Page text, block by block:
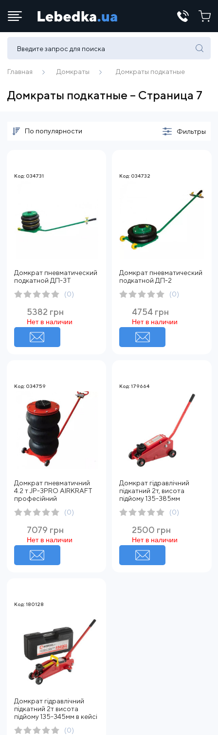
Телефоны:
(067) 430 82-15
Главная Домкраты Домкраты подкатные
Домкраты подкатные – Страница 7
По популярности Фильтры
Код: 034731
Домкрат пневматический
подкатной ДП-3Т
(0)
5382 грн
Нет в наличии
Код: 034732
Домкрат пневматический
подкатной ДП-2
(0)
4754 грн
Нет в наличии
Код: 034759
Домкрат пневматичний
4.2 т JP-3PRO AIRKRAFT
професійний
(0)
7079 грн
Нет в наличии
Код: 179664
Домкрат гідравлічний
підкатний 2т, висота
підйому 135-385мм
(0)
2500 грн
Нет в наличии
Код: 180128
Домкрат гідравлічний
підкатний 2т висота
підйому 135-345мм в кейсі
(0)